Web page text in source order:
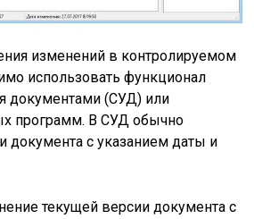
изменений в контролируемом
использовать функционал
документами (СУД) или
программ. В СУД обычно
документа с указанием даты и
текущей версии документа с